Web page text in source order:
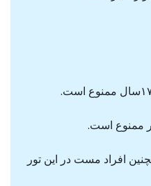
ممنوع است.
افراد مست در این تور